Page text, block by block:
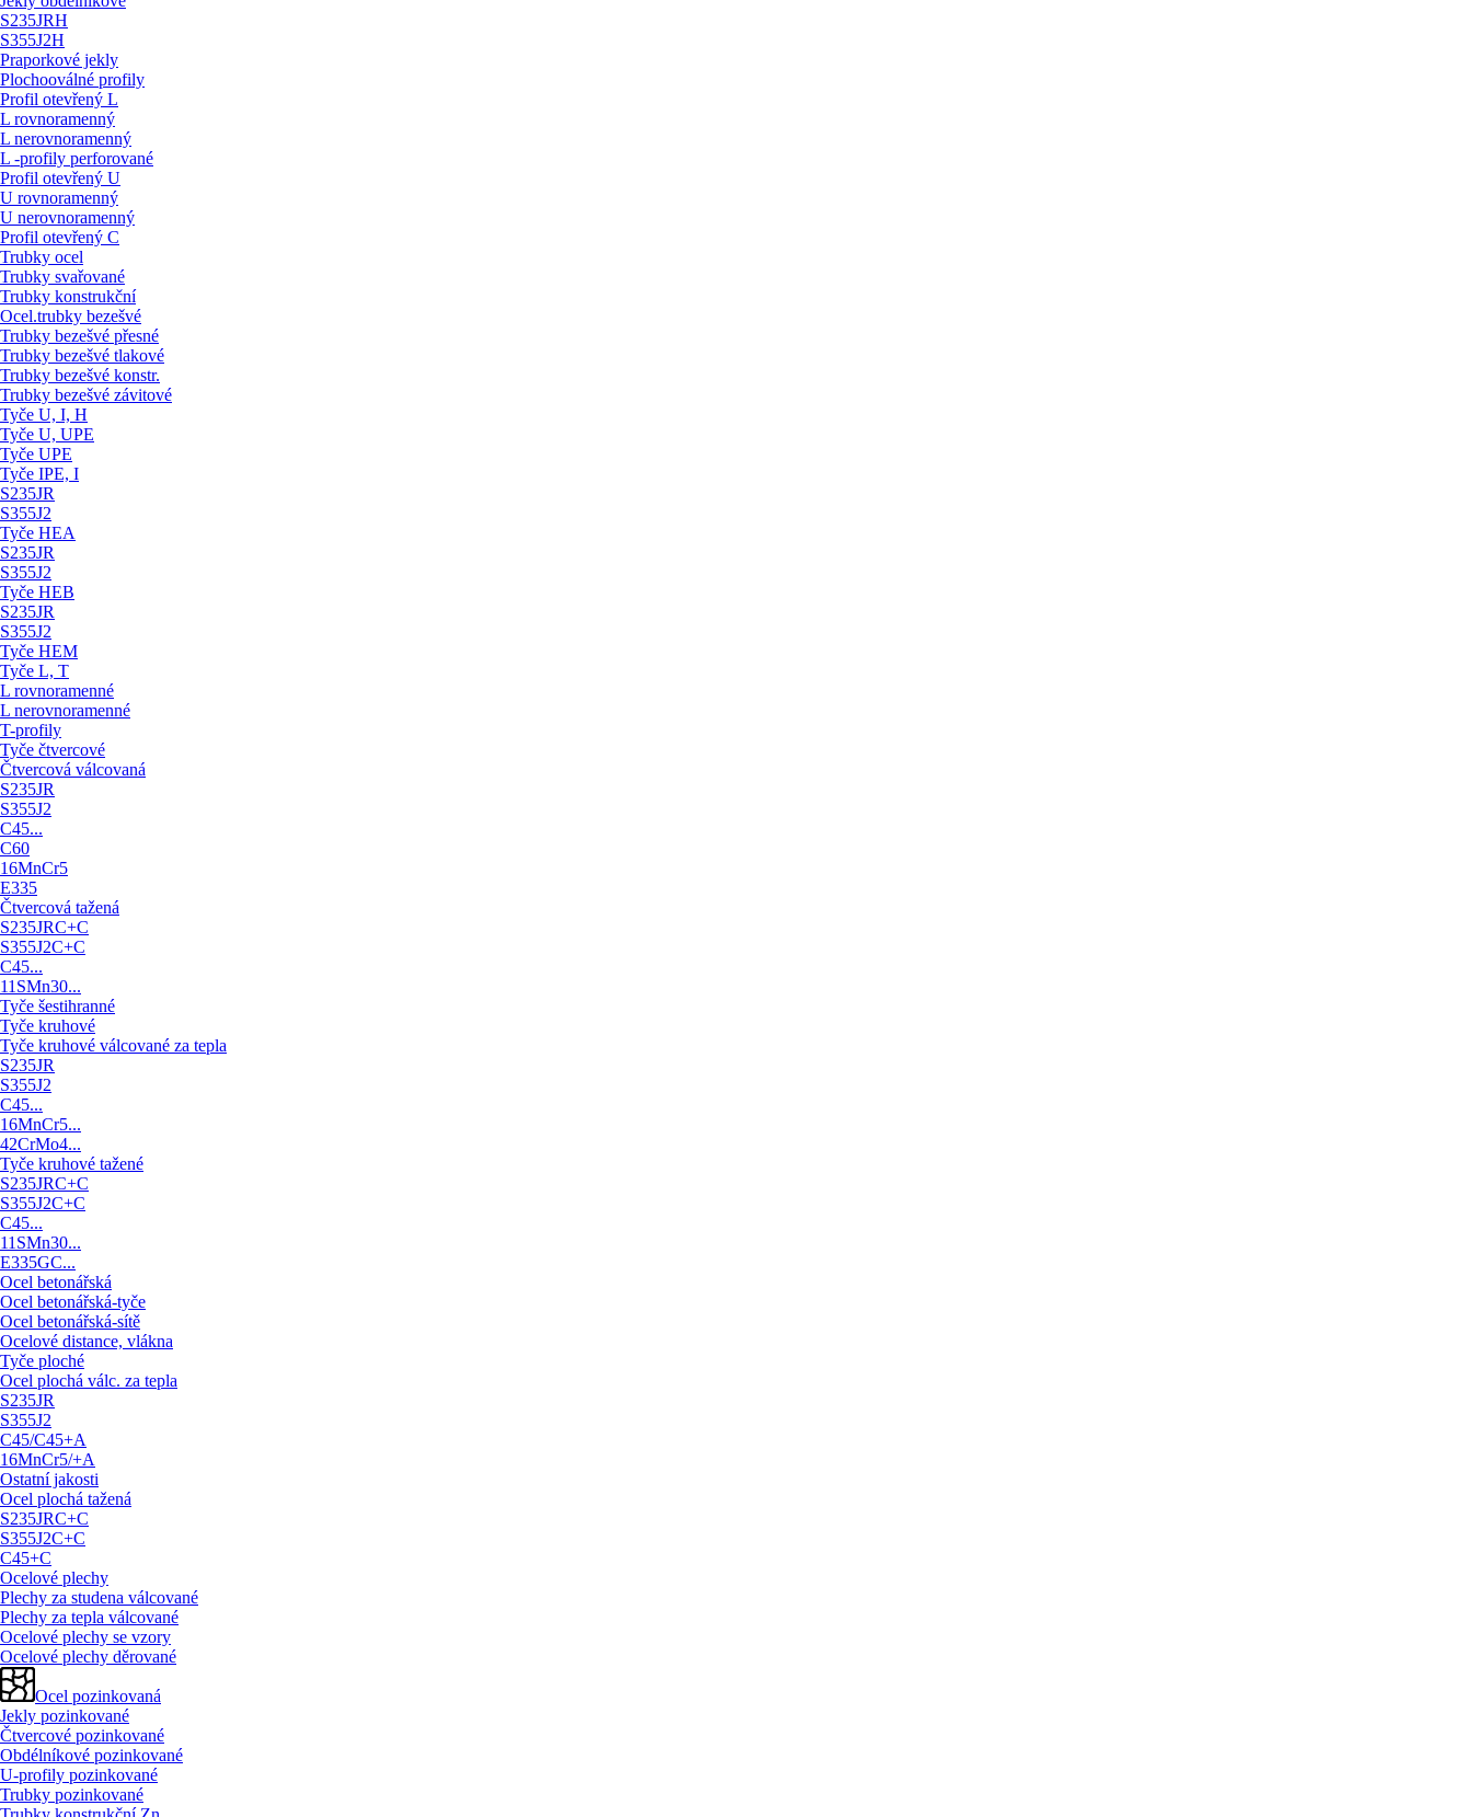
S235JRH
S355J2H
Praporkové jekly
Plochooválné profily
Profil otevřený L
L rovnoramenný
L nerovnoramenný
L -profily perforované
Profil otevřený U
U rovnoramenný
U nerovnoramenný
Profil otevřený C
Trubky ocel
Trubky svařované
Trubky konstrukční
Ocel.trubky bezešvé
Trubky bezešvé přesné
Trubky bezešvé tlakové
Trubky bezešvé konstr.
Trubky bezešvé závitové
Tyče U, I, H
Tyče U, UPE
Tyče UPE
Tyče IPE, I
S235JR
S355J2
Tyče HEA
S235JR
S355J2
Tyče HEB
S235JR
S355J2
Tyče HEM
Tyče L, T
L rovnoramenné
L nerovnoramenné
T-profily
Tyče čtvercové
Čtvercová válcovaná
S235JR
S355J2
C45...
C60
16MnCr5
E335
Čtvercová tažená
S235JRC+C
S355J2C+C
C45...
11SMn30...
Tyče šestihranné
Tyče kruhové
Tyče kruhové válcované za tepla
S235JR
S355J2
C45...
16MnCr5...
42CrMo4...
Tyče kruhové tažené
S235JRC+C
S355J2C+C
C45...
11SMn30...
E335GC...
Ocel betonářská
Ocel betonářská-tyče
Ocel betonářská-sítě
Ocelové distance, vlákna
Tyče ploché
Ocel plochá válc. za tepla
S235JR
S355J2
C45/C45+A
16MnCr5/+A
Ostatní jakosti
Ocel plochá tažená
S235JRC+C
S355J2C+C
C45+C
Ocelové plechy
Plechy za studena válcované
Plechy za tepla válcované
Ocelové plechy se vzory
Ocelové plechy děrované
Ocel pozinkovaná
Jekly pozinkované
Čtvercové pozinkované
Obdélníkové pozinkované
U-profily pozinkované
Trubky pozinkované